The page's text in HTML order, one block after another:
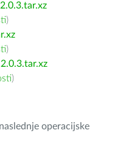
)
)
)
operacijske